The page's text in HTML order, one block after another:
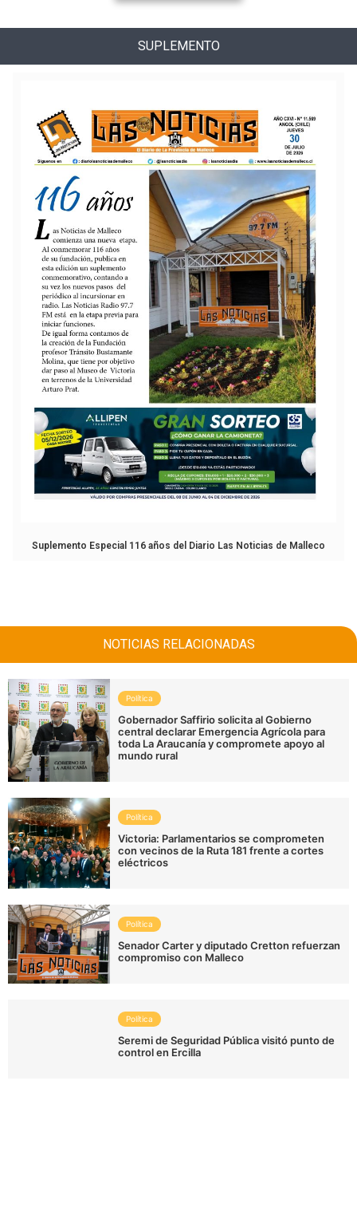
SUPLEMENTO
Suplemento Especial 116 años del Diario Las Noticias de Malleco
NOTICIAS RELACIONADAS
Política
Gobernador Saffirio solicita al Gobierno
central declarar Emergencia Agrícola para
toda La Araucanía y compromete apoyo al
mundo rural
Política
Victoria: Parlamentarios se comprometen
con vecinos de la Ruta 181 frente a cortes
eléctricos
Política
Senador Carter y diputado Cretton refuerzan
compromiso con Malleco
Política
Seremi de Seguridad Pública visitó punto de
control en Ercilla